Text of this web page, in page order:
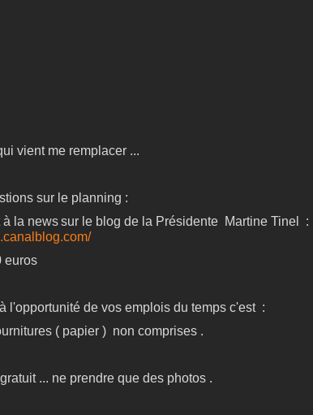
vient me remplacer ...
sur le planning :
à la newssur le blog de la Présidente Martine Tinel :
euros
l'opportunité de vos emplois du temps c'est :
( papier ) non comprises .
... ne prendre que des photos .